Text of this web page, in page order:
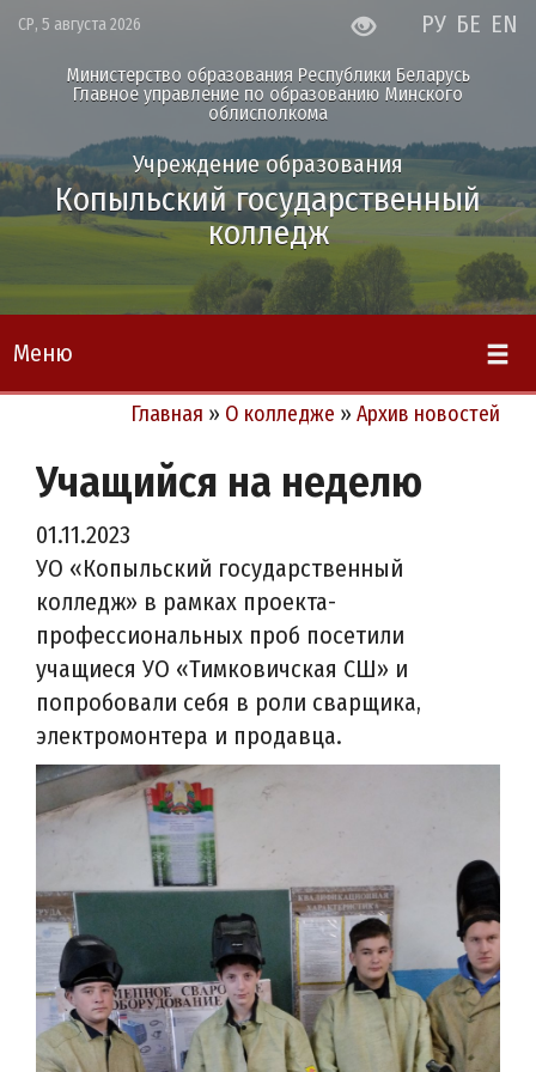
СР, 5 августа 2026 РУ БЕ EN
Министерство образования Республики Беларусь
Главное управление по образованию Минского
облисполкома
Учреждение образования
Копыльский государственный
колледж
Меню
Главная » О колледже » Архив новостей
Учащийся на неделю
01.11.2023
УО «Копыльский государственный
колледж» в рамках проекта-
профессиональных проб посетили
учащиеся УО «Тимковичская СШ» и
попробовали себя в роли сварщика,
электромонтера и продавца.